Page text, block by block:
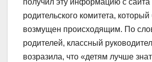
получил эту информацию с
родительского комитета,
возмущен происходящим. По
родителей, классный
возразила, что «детям лучше